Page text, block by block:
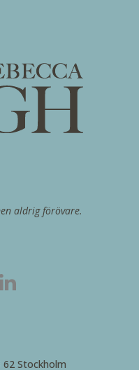
aldrig förövare.
Stockholm